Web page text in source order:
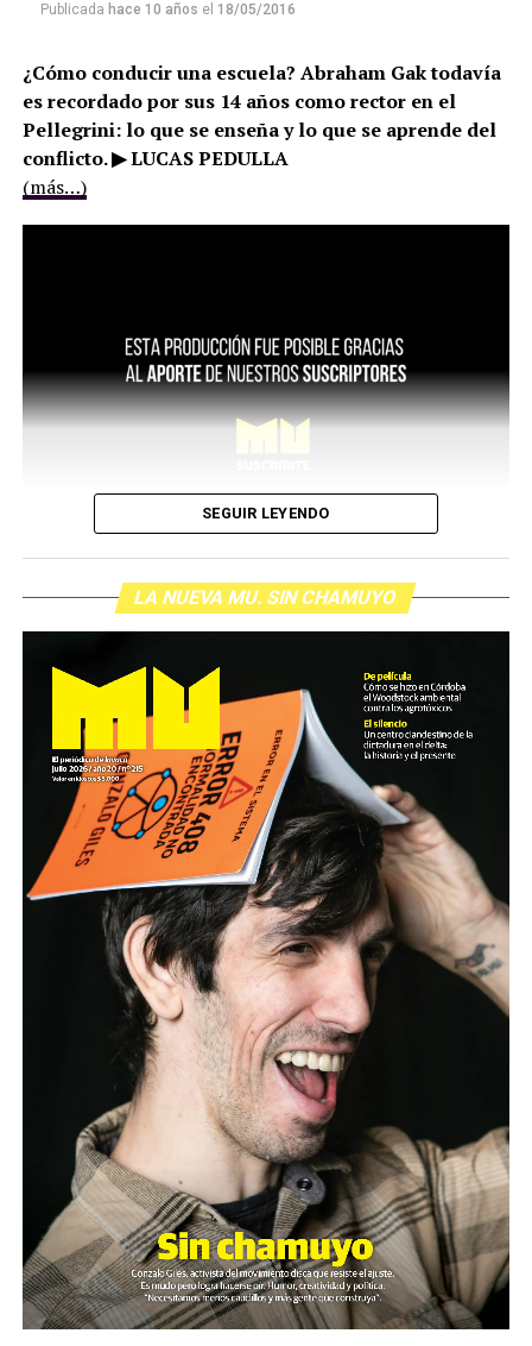
Publicada hace 10 años el 18/05/2016
¿Cómo conducir una escuela? Abraham Gak todavía
es recordado por sus 14 años como rector en el
Pellegrini: lo que se enseña y lo que se aprende del
conflicto. ▶ LUCAS PEDULLA
(más…)
SEGUIR LEYENDO
LA NUEVA MU. SIN CHAMUYO